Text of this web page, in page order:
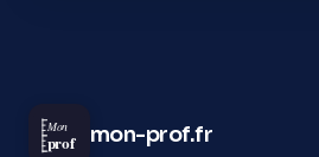
Mon
prof mon-prof.fr